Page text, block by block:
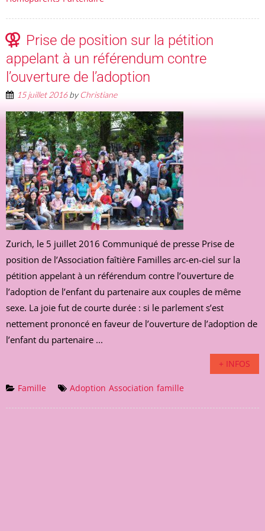
Prise de position sur la pétition
appelant à un référendum contre
l’ouverture de l’adoption
15 juillet 2016byChristiane
Zurich, le 5 juillet 2016 Communiqué de presse Prise de
position de l’Association faîtière Familles arc-en-ciel sur la
pétition appelant à un référendum contre l’ouverture de
l’adoption de l’enfant du partenaire aux couples de même
sexe. La joie fut de courte durée : si le parlement s’est
nettement prononcé en faveur de l’ouverture de l’adoption de
l’enfant du partenaire ...
+ INFOS
Famille Adoption Association famille